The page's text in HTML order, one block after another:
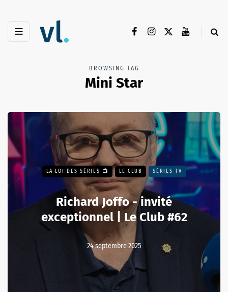
BROWSING TAG
Mini Star
LA LOI DES SÉRIES 📺 LE CLUB SÉRIES TV
Richard Joffo - invité
exceptionnel | Le Club #62
24 septembre 2025